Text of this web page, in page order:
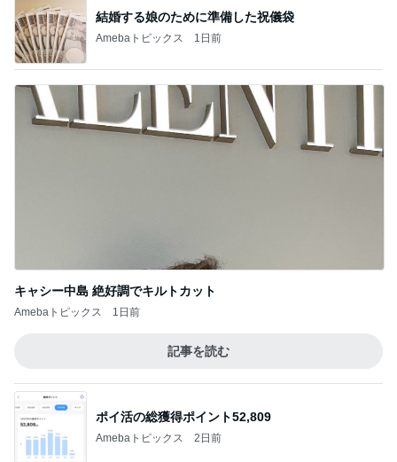
結婚する娘のために準備した祝儀袋
Amebaトピックス 1日前
キャシー中島 絶好調でキルトカット
Amebaトピックス 1日前
記事を読む
ポイ活の総獲得ポイント52,809
Amebaトピックス 2日前